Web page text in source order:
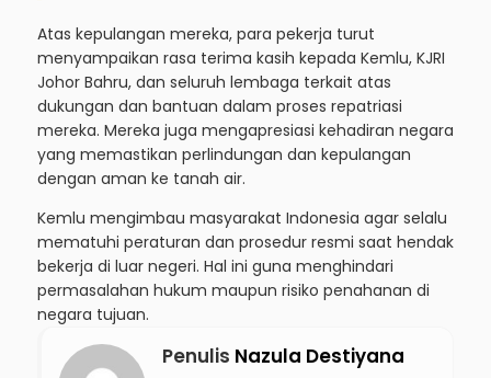
Atas kepulangan mereka, para pekerja turut
menyampaikan rasa terima kasih kepada Kemlu, KJRI
Johor Bahru, dan seluruh lembaga terkait atas
dukungan dan bantuan dalam proses repatriasi
mereka. Mereka juga mengapresiasi kehadiran negara
yang memastikan perlindungan dan kepulangan
dengan aman ke tanah air.
Kemlu mengimbau masyarakat Indonesia agar selalu
mematuhi peraturan dan prosedur resmi saat hendak
bekerja di luar negeri. Hal ini guna menghindari
permasalahan hukum maupun risiko penahanan di
negara tujuan.
Penulis Nazula Destiyana